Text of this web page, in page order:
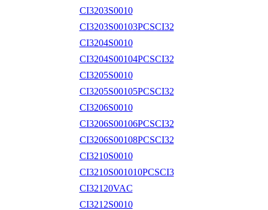
CI3203S0010
CI3203S00103PCSCI32
CI3204S0010
CI3204S00104PCSCI32
CI3205S0010
CI3205S00105PCSCI32
CI3206S0010
CI3206S00106PCSCI32
CI3206S00108PCSCI32
CI3210S0010
CI3210S001010PCSCI3
CI32120VAC
CI3212S0010